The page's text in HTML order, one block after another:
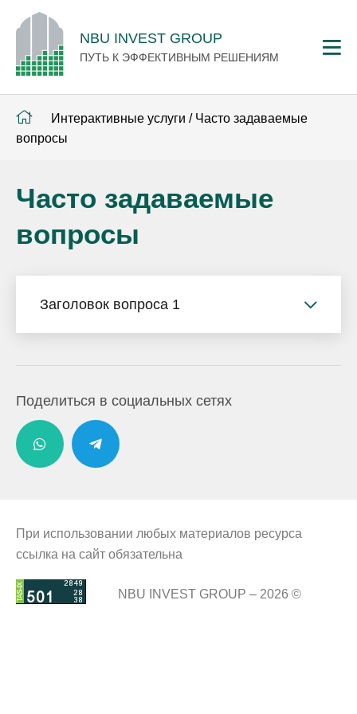
NBU INVEST GROUP
ПУТЬ К ЭФФЕКТИВНЫМ РЕШЕНИЯМ
Интерактивные услуги / Часто задаваемые
вопросы
Часто задаваемые
вопросы
Заголовок вопроса 1
Поделиться в социальных сетях
При использовании любых материалов ресурса
ссылка на сайт обязательна
NBU INVEST GROUP – 2026 ©